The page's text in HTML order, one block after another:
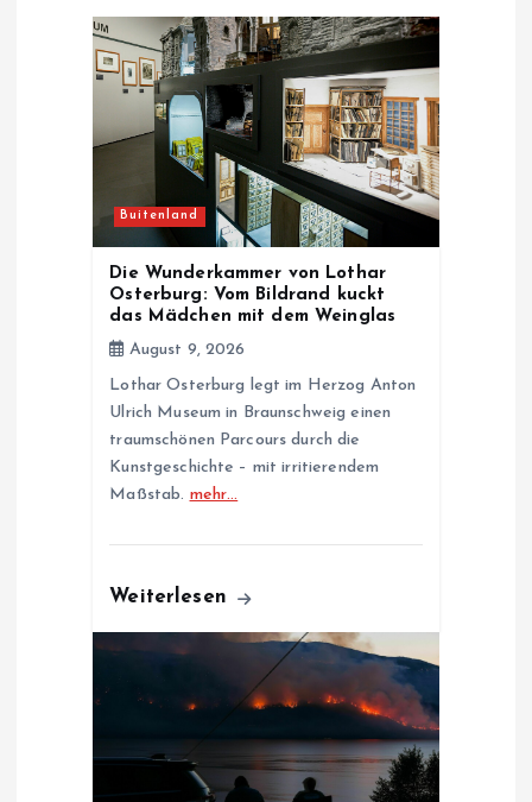
Buitenland
Die Wunderkammer von Lothar
Osterburg: Vom Bildrand kuckt
das Mädchen mit dem Weinglas
August 9, 2026
Lothar Osterburg legt im Herzog Anton
Ulrich Museum in Braunschweig einen
traumschönen Parcours durch die
Kunstgeschichte – mit irritierendem
Maßstab. mehr…
Weiterlesen